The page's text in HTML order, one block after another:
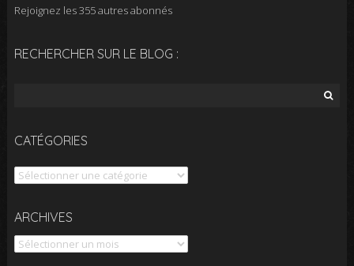
Rejoignez les 355 autres abonnés
RECHERCHER SUR LE BLOG :
CATÉGORIES
Catégories
ARCHIVES
Archives